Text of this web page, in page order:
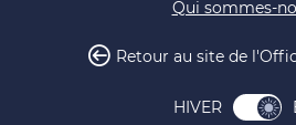
Qui sommes-
Retour au site de
HIVER